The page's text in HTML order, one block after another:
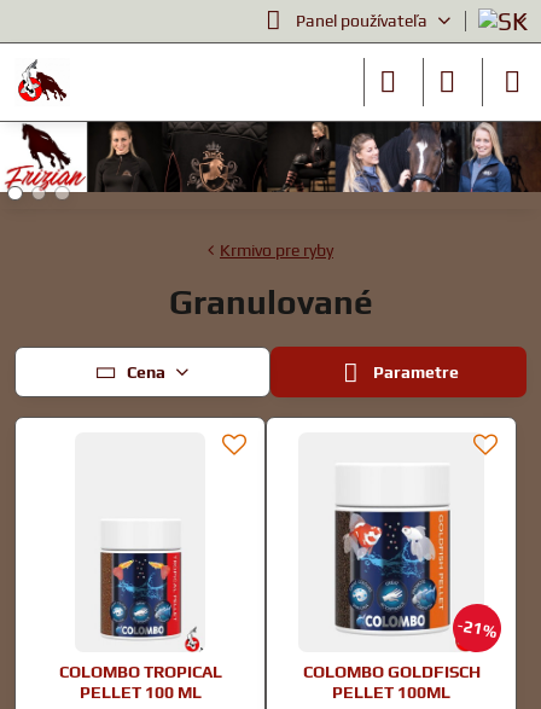
Panel používateľa
Krmivo pre ryby
Granulované
Cena Parametre
COLOMBO TROPICAL
PELLET 100 ML
21%
COLOMBO GOLDFISCH
PELLET 100ML